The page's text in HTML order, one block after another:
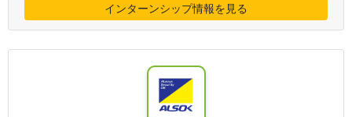
インターンシップ情報を見る